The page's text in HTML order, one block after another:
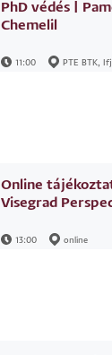
PhD védés |
Chemelil
11:00 PTE BTK,
Online
Visegrad
13:00 online